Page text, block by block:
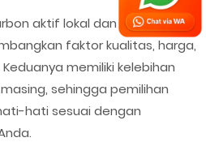
aktif lokal dan impor,
faktor kualitas, harga,
memiliki kelebihan
sehingga pemilihan
hati sesuai dengan